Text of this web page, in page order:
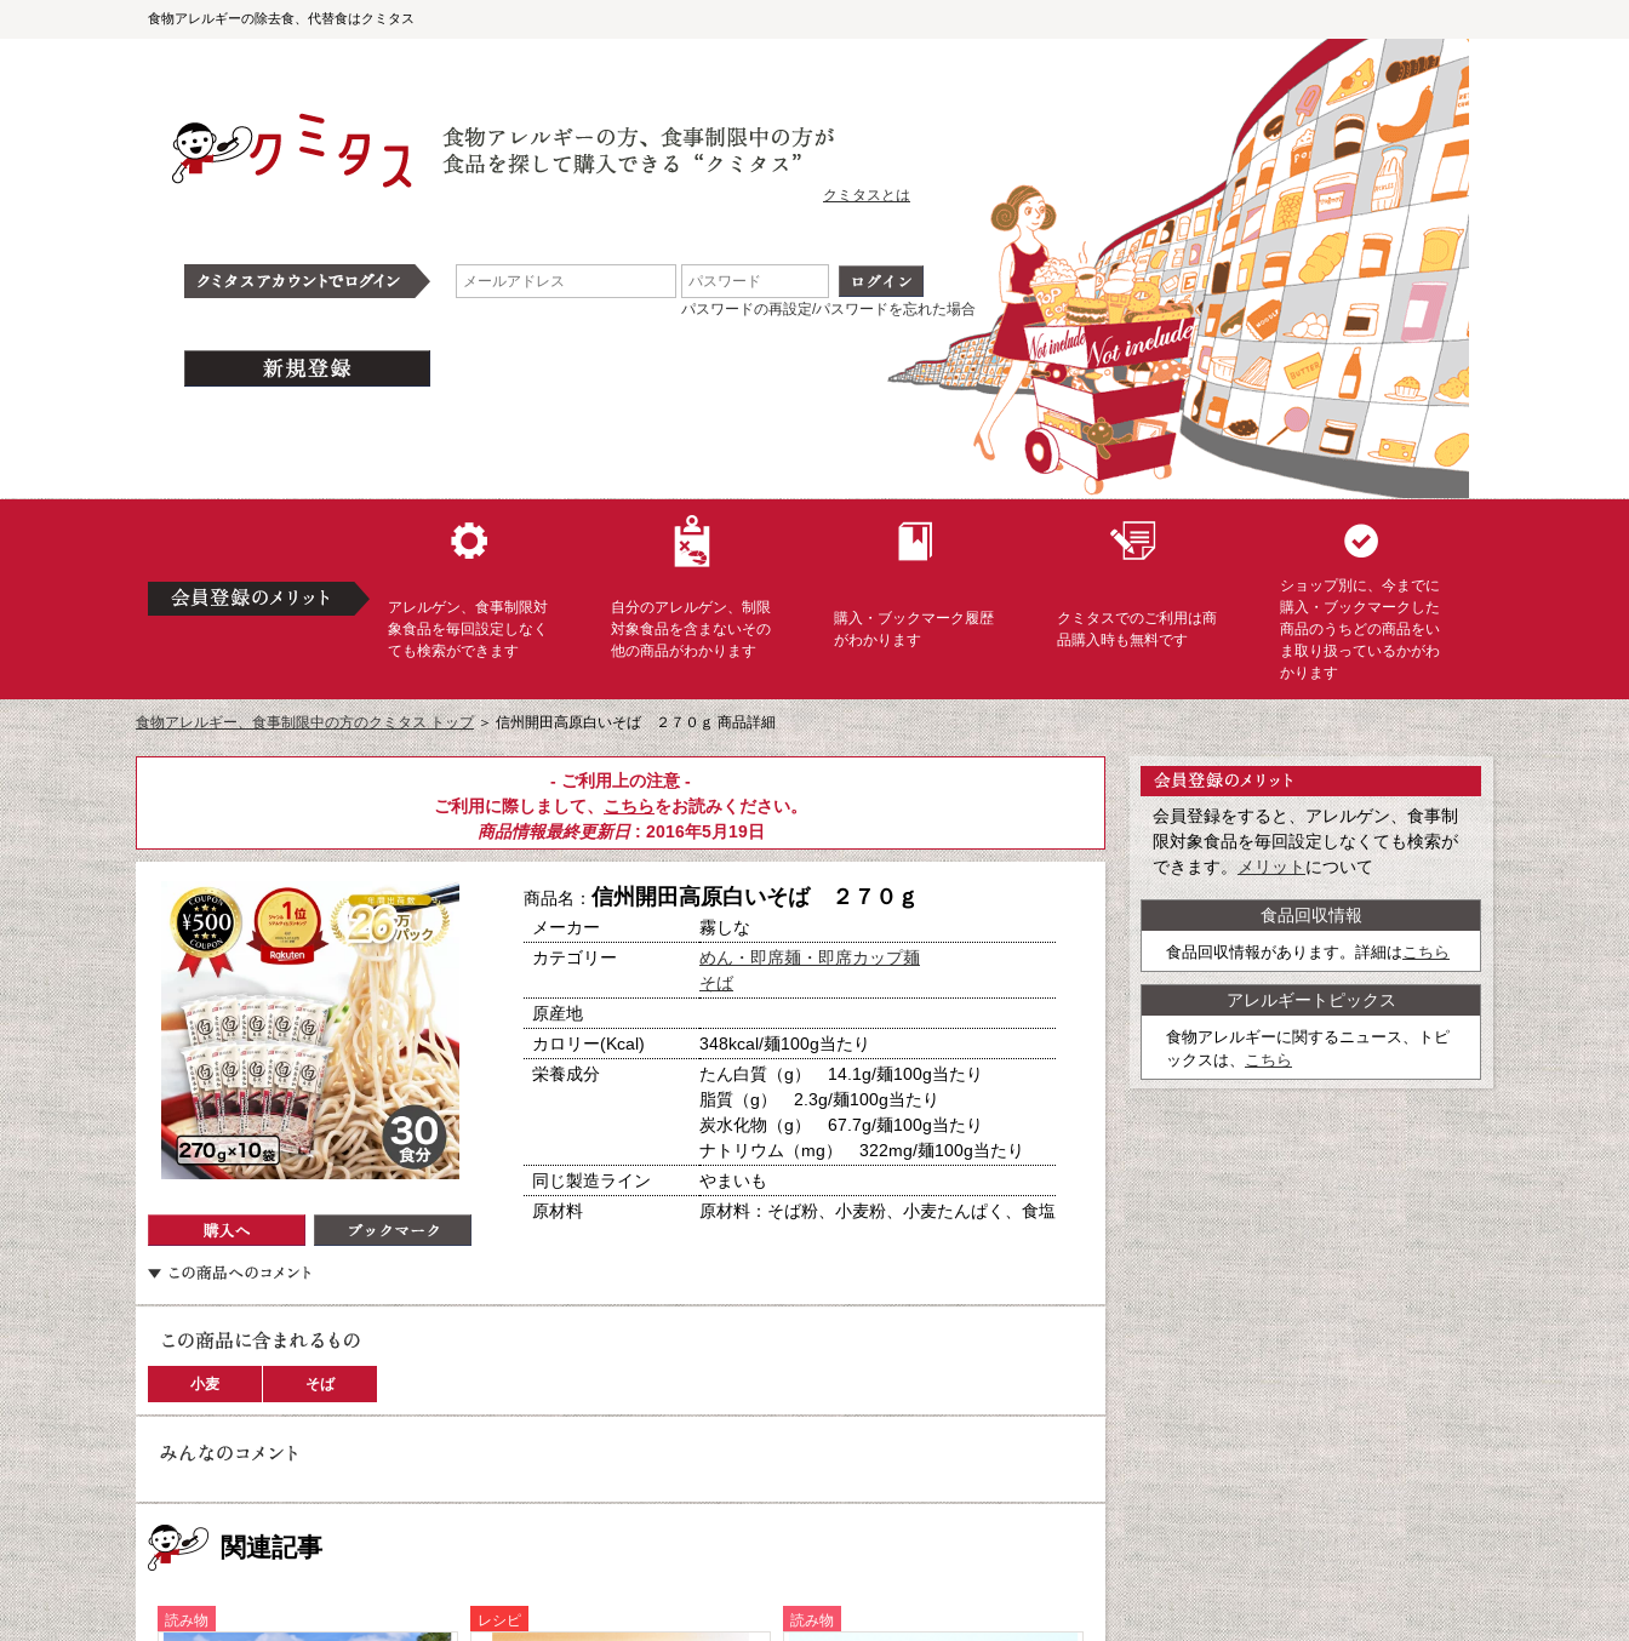
食物アレルギーの除去食、代替食はクミタス
クミタスとは
パスワードの再設定/パスワードを忘れた場合
アレルゲン、食事制限対
象食品を毎回設定しなく
ても検索ができます
自分のアレルゲン、制限
対象食品を含まないその
他の商品がわかります
購入・ブックマーク履歴
がわかります
クミタスでのご利用は商
品購入時も無料です
ショップ別に、今までに
購入・ブックマークした
商品のうちどの商品をい
ま取り扱っているかがわ
かります
食物アレルギー、食事制限中の方のクミタス トップ＞信州開田高原白いそば ２７０ｇ 商品詳細
- ご利用上の注意 -
ご利用に際しまして、 こちらをお読みください。
商品情報最終更新日: 2016年5月19日
商品名： 信州開田高原白いそば ２７０ｇ
メーカー
霧しな
カテゴリー
めん・即席麺・即席カップ麺
そば
原産地
カロリー(Kcal)
348kcal/麺100g当たり
栄養成分
たん白質（g） 14.1g/麺100g当たり
脂質（g） 2.3g/麺100g当たり
炭水化物（g） 67.7g/麺100g当たり
ナトリウム（mg） 322mg/麺100g当たり
同じ製造ライン
やまいも
原材料
原材料：そば粉、小麦粉、小麦たんぱく、食塩
小麦 そば
関連記事
読み物 レシピ 読み物
会員登録をすると、アレルゲン、食事制
限対象食品を毎回設定しなくても検索が
できます。メリットについて
食品回収情報
食品回収情報があります。詳細は こちら
アレルギートピックス
食物アレルギーに関するニュース、トピ
ックスは、
こちら